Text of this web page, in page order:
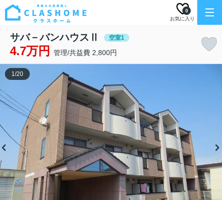
お気に入り
0
サバ－バンハウスⅡ 空室1
4.7万円 管理/共益費 2,800円
1/20